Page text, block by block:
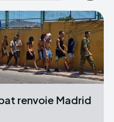
renvoie Madrid